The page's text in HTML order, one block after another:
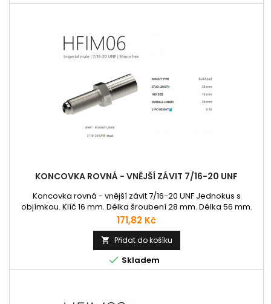
KONCOVKA ROVNÁ - VNĚJŠÍ ZÁVIT 7/16-20 UNF
Koncovka rovná - vnější závit 7/16-20 UNF Jednokus s
objímkou. Klíč 16 mm. Délka šroubení 28 mm. Délka 56 mm.
Cena
171,82 Kč
 Přidat do košíku
 Skladem